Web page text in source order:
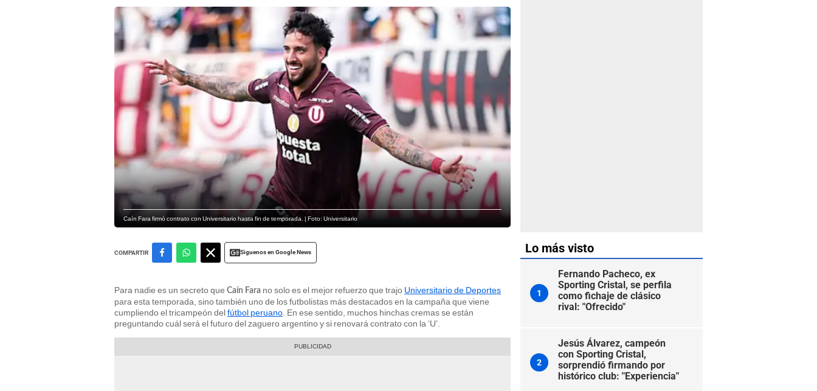
Caín Fara firmó contrato con Universitario hasta fin de temporada. | Foto: Universitario
COMPARTIR Siguenos en Google News
Para nadie es un secreto que Caín Fara no solo es el mejor refuerzo que trajo Universitario de Deportes
para esta temporada, sino también uno de los futbolistas más destacados en la campaña que viene
cumpliendo el tricampeón delfútbol peruano . En ese sentido, muchos hinchas cremas se están
preguntando cuál será el futuro del zaguero argentino y si renovará contrato con la ‘U’.
Lo más visto
1
Fernando Pacheco, ex
Sporting Cristal, se perfila
como fichaje de clásico
rival: "Ofrecido"
2
Jesús Álvarez, campeón
con Sporting Cristal,
sorprendió firmando por
histórico club: "Experiencia"